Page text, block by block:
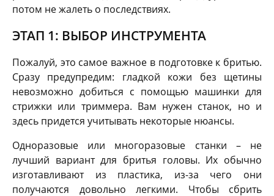
потом не жалеть о последствиях.
ЭТАП 1: ВЫБОР ИНСТРУМЕНТА
Пожалуй, это самое важное в подготовке к бритью.
Сразу предупредим: гладкой кожи без щетины
невозможно добиться с помощью машинки для
стрижки или триммера. Вам нужен станок, но и
здесь придется учитывать некоторые нюансы.
Одноразовые или многоразовые станки – не
лучший вариант для бритья головы. Их обычно
изготавливают из пластика, из-за чего они
получаются довольно легкими. Чтобы сбрить